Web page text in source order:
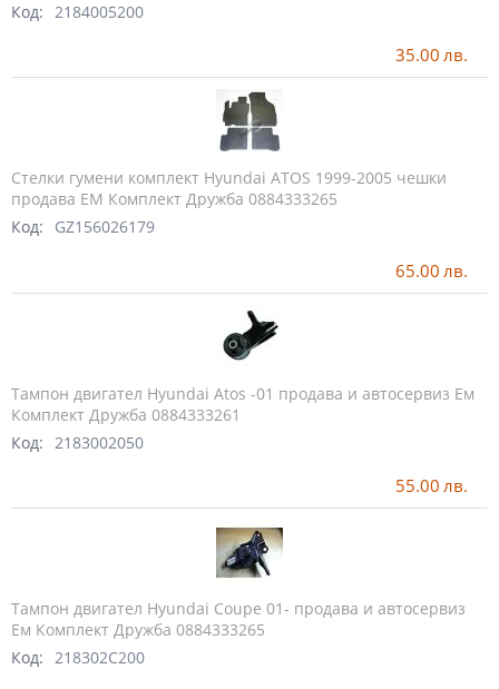
Код: 2184005200
35.00 лв.
Стелки гумени комплект Hyundai ATOS 1999-2005 чешки
продава ЕМ Комплект Дружба 0884333265
Код:
GZ156026179
65.00 лв.
Тампон двигател Hyundai Atos -01 продава и автосервиз Ем
Комплект Дружба 0884333261
Код:
2183002050
55.00 лв.
Тампон двигател Hyundai Coupe 01- продава и автосервиз
Ем Комплект Дружба 0884333265
Код:
218302C200